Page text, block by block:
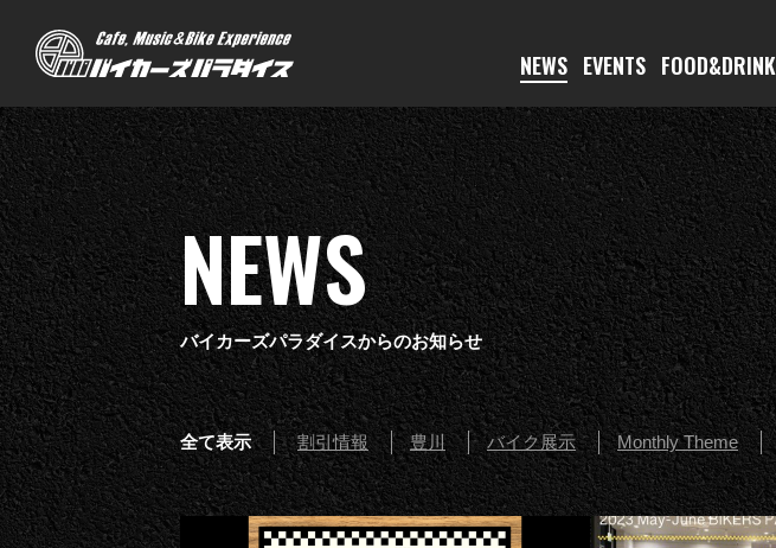
NEWS EVENTS FOOD&DRINK
NEWS
バイカーズパラダイスからのお知らせ
全て表示 割引情報 豊川 バイク展示 Monthly Theme